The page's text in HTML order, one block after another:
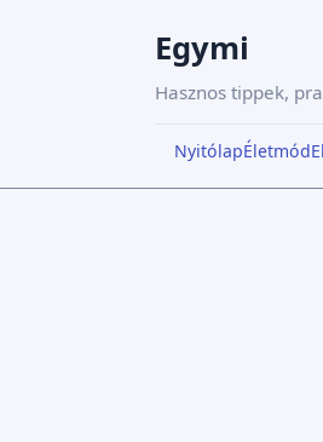
Egymi
Hasznos tippek,
NyitólapÉletmód